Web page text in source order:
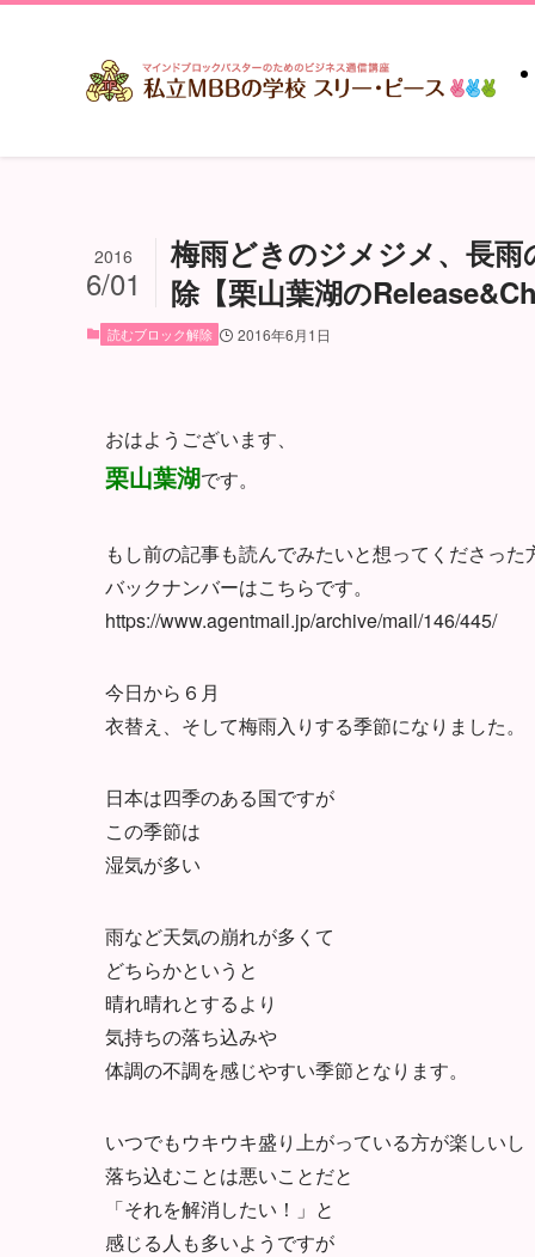
梅雨どきのジメジメ、長
除【栗山葉湖の
2016
6/01
読むブロック解除 2016年6月1日
おはようございます、
栗山葉湖です。
もし前の記事も読んでみたいと想ってくださった
バックナンバーはこちらです。
https://www.agentmail.jp/archive/mail/146/445/
今日から６月
衣替え、そして梅雨入りする季節になりました。
日本は四季のある国ですが
この季節は
湿気が多い
雨など天気の崩れが多くて
どちらかというと
晴れ晴れとするより
気持ちの落ち込みや
体調の不調を感じやすい季節となります。
いつでもウキウキ盛り上がっている方が楽しいし
落ち込むことは悪いことだと
「それを解消したい！」と
感じる人も多いようですが